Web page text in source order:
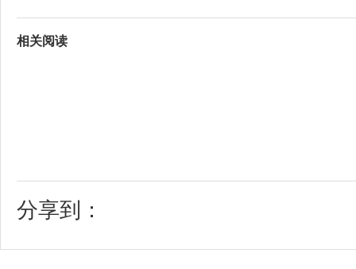
相关阅读
分享到：